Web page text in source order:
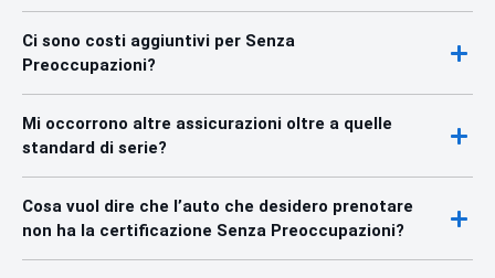
Ci sono costi aggiuntivi per Senza
Preoccupazioni?
Mi occorrono altre assicurazioni oltre a quelle
standard di serie?
Cosa vuol dire che l’auto che desidero prenotare
non ha la certificazione Senza Preoccupazioni?